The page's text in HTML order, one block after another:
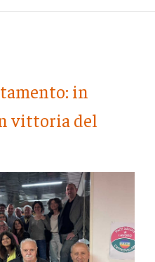
in
vittoria del